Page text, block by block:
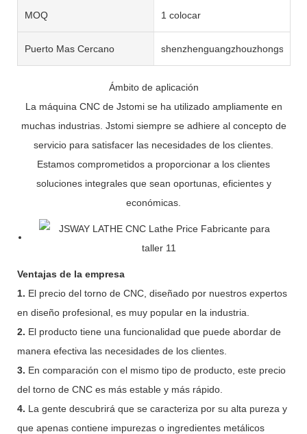
MOQ 1 colocar
Puerto Mas Cercano shenzhenguangzhouzhongshan
Ámbito de aplicación
La máquina CNC de Jstomi se ha utilizado ampliamente en
muchas industrias. Jstomi siempre se adhiere al concepto de
servicio para satisfacer las necesidades de los clientes.
Estamos comprometidos a proporcionar a los clientes
soluciones integrales que sean oportunas, eficientes y
económicas.
Ventajas de la empresa
1. El precio del torno de CNC, diseñado por nuestros expertos
en diseño profesional, es muy popular en la industria.
2. El producto tiene una funcionalidad que puede abordar de
manera efectiva las necesidades de los clientes.
3. En comparación con el mismo tipo de producto, este precio
del torno de CNC es más estable y más rápido.
4. La gente descubrirá que se caracteriza por su alta pureza y
que apenas contiene impurezas o ingredientes metálicos